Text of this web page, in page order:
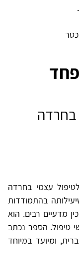
בחרדה
עצמי בחרדה
בהתמודדות
מדעיים רבים. הוא
טיפול. הספר נכתב
ומיועד במיוחד